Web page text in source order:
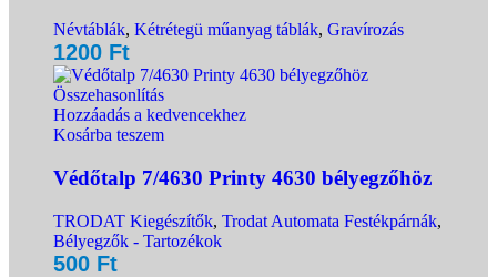
Névtáblák, Kétrétegü műanyag táblák, Gravírozás
1200 Ft
Összehasonlítás
Hozzáadás a kedvencekhez
Kosárba teszem
Védőtalp 7/4630 Printy 4630 bélyegzőhöz
TRODAT Kiegészítők, Trodat Automata Festékpárnák,
Bélyegzők - Tartozékok
500 Ft